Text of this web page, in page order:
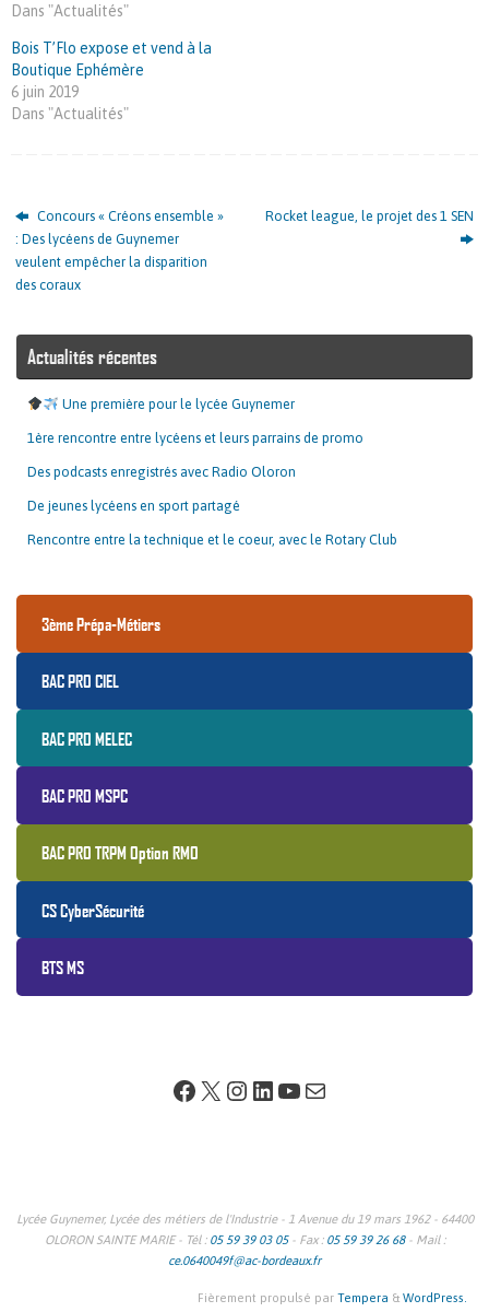
Dans "Actualités"
Bois T’Flo expose et vend à la
Boutique Ephémère
6 juin 2019
Dans "Actualités"
Concours « Créons ensemble »
: Des lycéens de Guynemer
veulent empêcher la disparition
des coraux
Rocket league, le projet des 1 SEN
Actualités récentes
Une première pour le lycée Guynemer
1ère rencontre entre lycéens et leurs parrains de promo
Des podcasts enregistrés avec Radio Oloron
De jeunes lycéens en sport partagé
Rencontre entre la technique et le coeur, avec le Rotary Club
3ème Prépa-Métiers
BAC PRO CIEL
BAC PRO MELEC
BAC PRO MSPC
BAC PRO TRPM Option RMO
CS CyberSécurité
BTS MS
Facebook
X Instagram
LinkedIn
YouTube
E-mail
Lycée Guynemer, Lycée des métiers de l'Industrie - 1 Avenue du 19 mars 1962 - 64400
OLORON SAINTE MARIE - Tél : 05 59 39 03 05- Fax : 05 59 39 26 68- Mail :
ce.0640049f@ac-bordeaux.fr
Fièrement propulsé par Tempera & WordPress.